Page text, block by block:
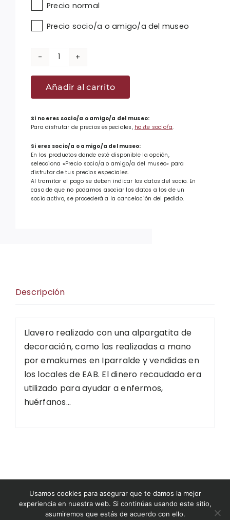
Precio normal
Precio socio/a o amigo/a del museo
Llaveros
con
alpargatita
Añadir al carrito
Si no eres socio/a o amigo/a del museo:
Para disfrutar de precios especiales, hazte socio/a.
Si eres socio/a o amigo/a del museo:
En los productos donde esté disponible la opción,
selecciona «Precio socio/a o amigo/a del museo» para
disfrutar de tus precios especiales.
Al tramitar el pago se deben indicar los datos del socio. En
caso de que no podamos asociar los datos a los de un
socio activo, se procederá a la cancelación del pedido.
Descripción
Llavero realizado con una alpargatita de
decoración, como las realizadas a mano
por emakumes en Iparralde y vendidas en
los locales de EAB. El dinero recaudado era
utilizado para ayudar a enfermos,
huérfanos…
©2026 Museo del Nacionalismo Vasco
Usamos cookies para asegurar que te damos la mejor
experiencia en nuestra web. Si continúas usando este sitio,
asumiremos que estás de acuerdo con ello.